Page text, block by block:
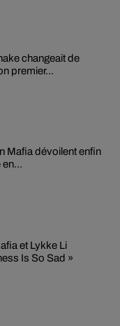
changeait de
premier...
Mafia dévoilent enfin
en...
et Lykke Li
Is So Sad »